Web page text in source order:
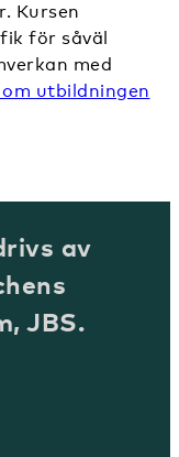
Kursen
för såväl
med
utbildningen
av
JBS.